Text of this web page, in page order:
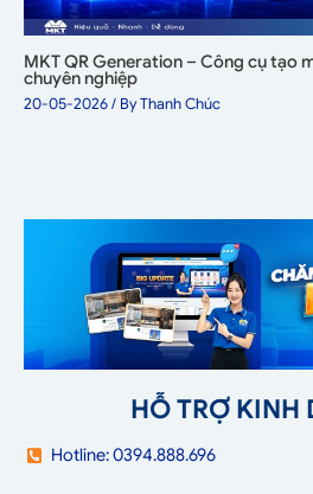
MKT QR Generation – Công cụ tạo
chuyên nghiệp
20-05-2026/ ByThanh Chúc
HỖ TRỢ KINH
Hotline: 0394.888.696